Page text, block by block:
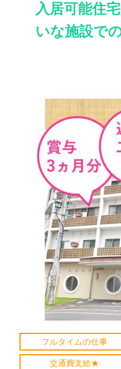
入居可能住
いな施設で
フルタイムの仕事
交通費支給★